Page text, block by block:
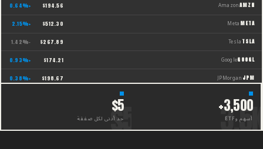
AMZN
Amazon
$194.56
+
0.64%
META
Meta
$512.30
+
2.15%
TSLA
Tesla
$267.89
-1.42
%
GOOGL
Google
$174.21
+
0.93%
JPM
JPMorgan
$198.67
+
0.38%
3,500+
أسهم وETF
$5
حد أدنى لكل صفقة